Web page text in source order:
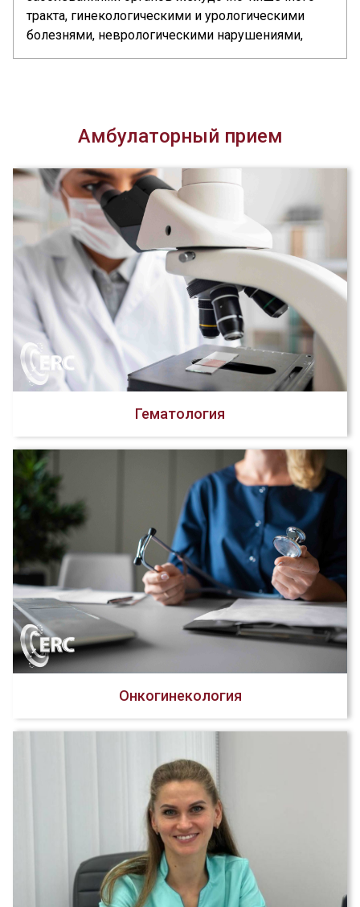
тракта, гинекологическими и урологическими
болезнями, неврологическими нарушениями,
менструацией, беременностью, пищевыми
гастроэнтерологу.... >>
Амбулаторный прием
Гематология
Онкогинекология